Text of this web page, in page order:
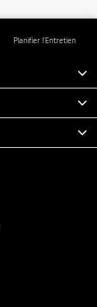
Planifier l’Entretien